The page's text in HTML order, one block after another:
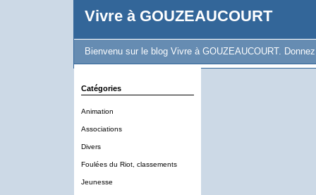
Vivre à GOUZEAUCOURT
Bienvenu sur le blog Vivre à GOUZEAUCOURT.
Catégories
Animation
Associations
Divers
Foulées du Riot, classements
Jeunesse